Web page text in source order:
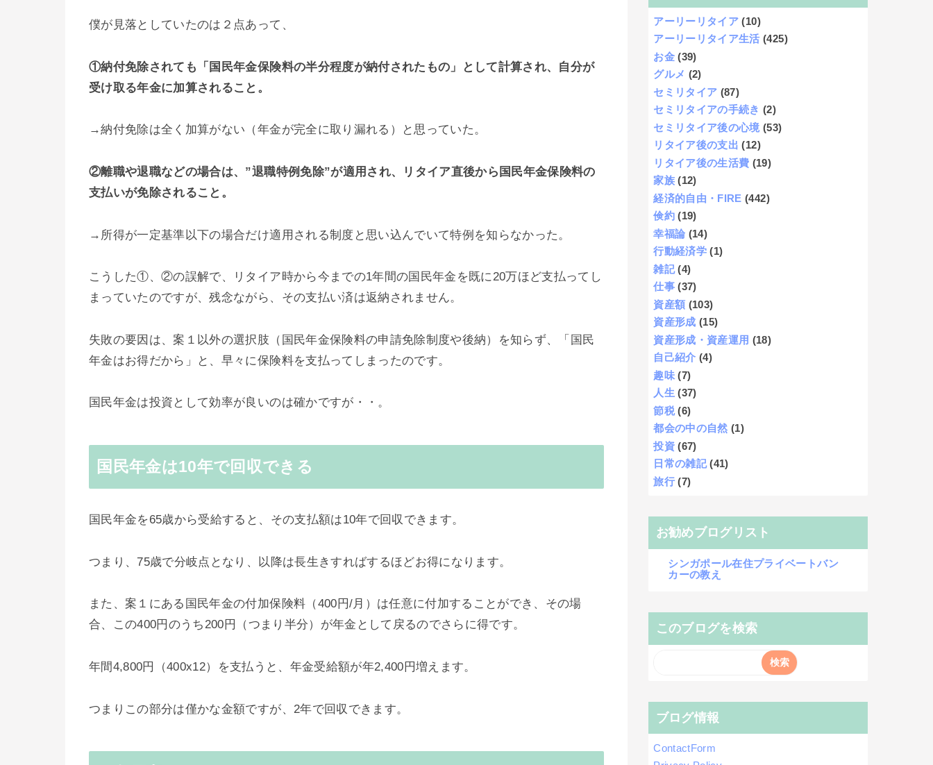
僕が見落としていたのは２点あって、
①納付免除されても「国民年金保険料の半分程度が納付されたもの」として計算され、自分が
受け取る年金に加算されること。
→納付免除は全く加算がない（年金が完全に取り漏れる）と思っていた。
②離職や退職などの場合は、”退職特例免除”が適用され、リタイア直後から国民年金保険料の
支払いが免除されること。
→所得が一定基準以下の場合だけ適用される制度と思い込んでいて特例を知らなかった。
こうした①、②の誤解で、リタイア時から今までの1年間の国民年金を既に20万ほど支払ってし
まっていたのですが、残念ながら、その支払い済は返納されません。
失敗の要因は、案１以外の選択肢（国民年金保険料の申請免除制度や後納）を知らず、「国民
年金はお得だから」と、早々に保険料を支払ってしまったのです。
国民年金は投資として効率が良いのは確かですが・・。
国民年金は10年で回収できる
国民年金を65歳から受給すると、その支払額は10年で回収できます。
つまり、75歳で分岐点となり、以降は長生きすればするほどお得になります。
また、案１にある国民年金の付加保険料（400円/月）は任意に付加することができ、その場
合、この400円のうち200円（つまり半分）が年金として戻るのでさらに得です。
年間4,800円（400x12）を支払うと、年金受給額が年2,400円増えます。
つまりこの部分は僅かな金額ですが、2年で回収できます。
アーリーリタイア (10)
アーリーリタイア生活 (425)
お金 (39)
グルメ (2)
セミリタイア (87)
セミリタイアの手続き (2)
セミリタイア後の心境 (53)
リタイア後の支出 (12)
リタイア後の生活費 (19)
家族 (12)
経済的自由・FIRE (442)
倹約 (19)
幸福論 (14)
行動経済学 (1)
雑記 (4)
仕事 (37)
資産額 (103)
資産形成 (15)
資産形成・資産運用 (18)
自己紹介 (4)
趣味 (7)
人生 (37)
節税 (6)
都会の中の自然 (1)
投資 (67)
日常の雑記 (41)
旅行 (7)
お勧めブログリスト
シンガポール在住プライベートバン
カーの教え
このブログを検索
ブログ情報
ContactForm